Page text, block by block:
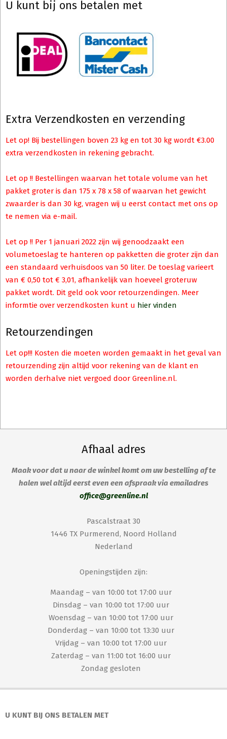
U kunt bij ons betalen met
Extra Verzendkosten en verzending
Let op! Bij bestellingen boven 23 kg en tot 30 kg wordt €3.00
extra verzendkosten in rekening gebracht.
Let op !! Bestellingen waarvan het totale volume van het
pakket groter is dan 175 x 78 x 58 of waarvan het gewicht
zwaarder is dan 30 kg, vragen wij u eerst contact met ons op
te nemen via e-mail.
Let op !! Per 1 januari 2022 zijn wij genoodzaakt een
volumetoeslag te hanteren op pakketten die groter zijn dan
een standaard verhuisdoos van 50 liter. De toeslag varieert
van € 0,50 tot € 3,01, afhankelijk van hoeveel groteruw
pakket wordt. Dit geld ook voor retourzendingen. Meer
informtie over verzendkosten kunt u hier vinden
Retourzendingen
Let op!!! Kosten die moeten worden gemaakt in het geval van
retourzending zijn altijd voor rekening van de klant en
worden derhalve niet vergoed door Greenline.nl.
Afhaal adres
Maak voor dat u naar de winkel komt om uw bestelling af te
halen wel altijd eerst even een afspraak via emailadres
office@greenline.nl
Pascalstraat 30
1446 TX Purmerend, Noord Holland
Nederland
Openingstijden zijn:
Maandag – van 10:00 tot 17:00 uur
Dinsdag – van 10:00 tot 17:00 uur
Woensdag – van 10:00 tot 17:00 uur
Donderdag – van 10:00 tot 13:30 uur
Vrijdag – van 10:00 tot 17:00 uur
Zaterdag – van 11:00 tot 16:00 uur
Zondag gesloten
U KUNT BIJ ONS BETALEN MET